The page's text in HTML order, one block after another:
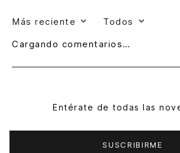
Más reciente Todos
Cargando comentarios…
Entérate de todas las
SUSCRIBIRME